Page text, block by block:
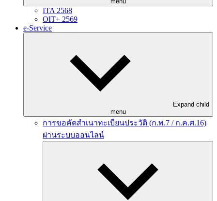
ITA 2568
OIT+ 2569
e-Service
Expand child
menu
การขอคัดสำเนาทะเบียนประวัติ (ก.พ.7 / ก.ค.ศ.16)
ผ่านระบบออนไลน์